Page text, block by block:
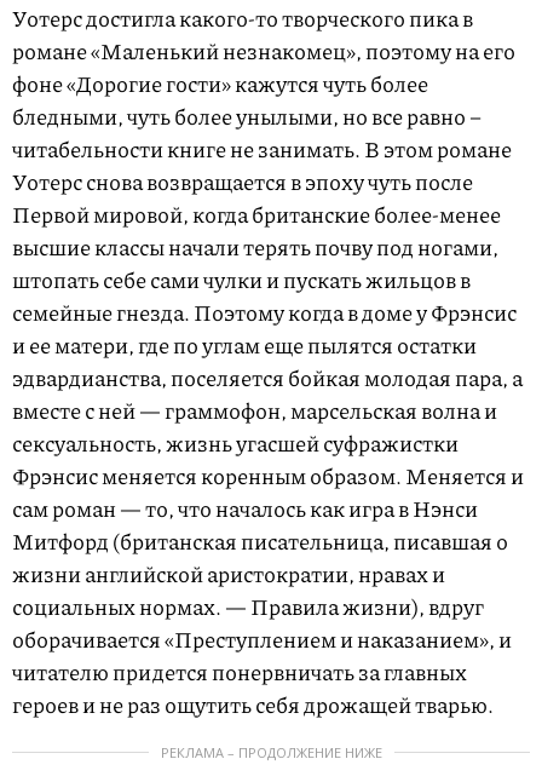
Уотерс достигла какого-то творческого пика в
романе «Маленький незнакомец», поэтому на его
фоне «Дорогие гости» кажутся чуть более
бледными, чуть более унылыми, но все равно –
читабельности книге не занимать. В этом романе
Уотерс снова возвращается в эпоху чуть после
Первой мировой, когда британские более-менее
высшие классы начали терять почву под ногами,
штопать себе сами чулки и пускать жильцов в
семейные гнезда. Поэтому когда в доме у Фрэнсис
и ее матери, где по углам еще пылятся остатки
эдвардианства, поселяется бойкая молодая пара, а
вместе с ней — граммофон, марсельская волна и
сексуальность, жизнь угасшей суфражистки
Фрэнсис меняется коренным образом. Меняется и
сам роман — то, что началось как игра в Нэнси
Митфорд (британская писательница, писавшая о
жизни английской аристократии, нравах и
социальных нормах. — Правила жизни), вдруг
оборачивается «Преступлением и наказанием», и
читателю придется понервничать за главных
героев и не раз ощутить себя дрожащей тварью.
РЕКЛАМА – ПРОДОЛЖЕНИЕ НИЖЕ